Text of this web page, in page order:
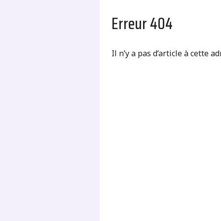
Erreur 404
Il n’y a pas d’article à cette